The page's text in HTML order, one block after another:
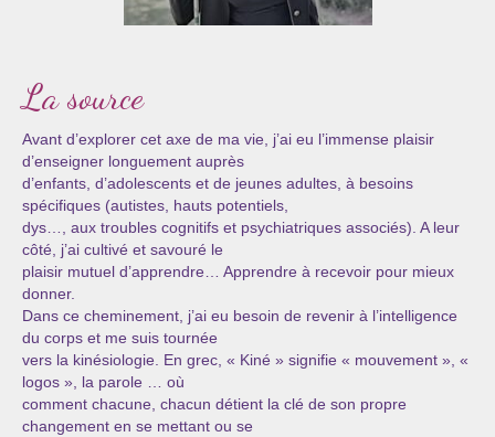
Sophro-Méditation tous les lundis soir en visio
Cursus « Le chemin par la psyché »
Prendre contact
Bertrand Thomas, Psychopraticien
Cursus « Le chemin par la psyché »
Sophro-Méditation tous les lundis soir en visio
Sophrologie
Initiation à la sophrologie « offerte »
La source
Avant d’explorer cet axe de ma vie, j’ai eu l’immense plaisir
d’enseigner longuement auprès
d’enfants, d’adolescents et de jeunes adultes, à besoins
spécifiques (autistes, hauts potentiels,
dys…, aux troubles cognitifs et psychiatriques associés). A leur
côté, j’ai cultivé et savouré le
plaisir mutuel d’apprendre… Apprendre à recevoir pour mieux
donner.
Dans ce cheminement, j’ai eu besoin de revenir à l’intelligence
du corps et me suis tournée
vers la kinésiologie. En grec, « Kiné » signifie « mouvement », «
logos », la parole … où
comment chacune, chacun détient la clé de son propre
changement en se mettant ou se